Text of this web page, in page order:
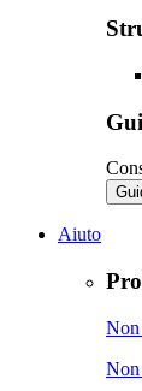
Aiuto
Non